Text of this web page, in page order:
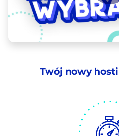
Twój nowy